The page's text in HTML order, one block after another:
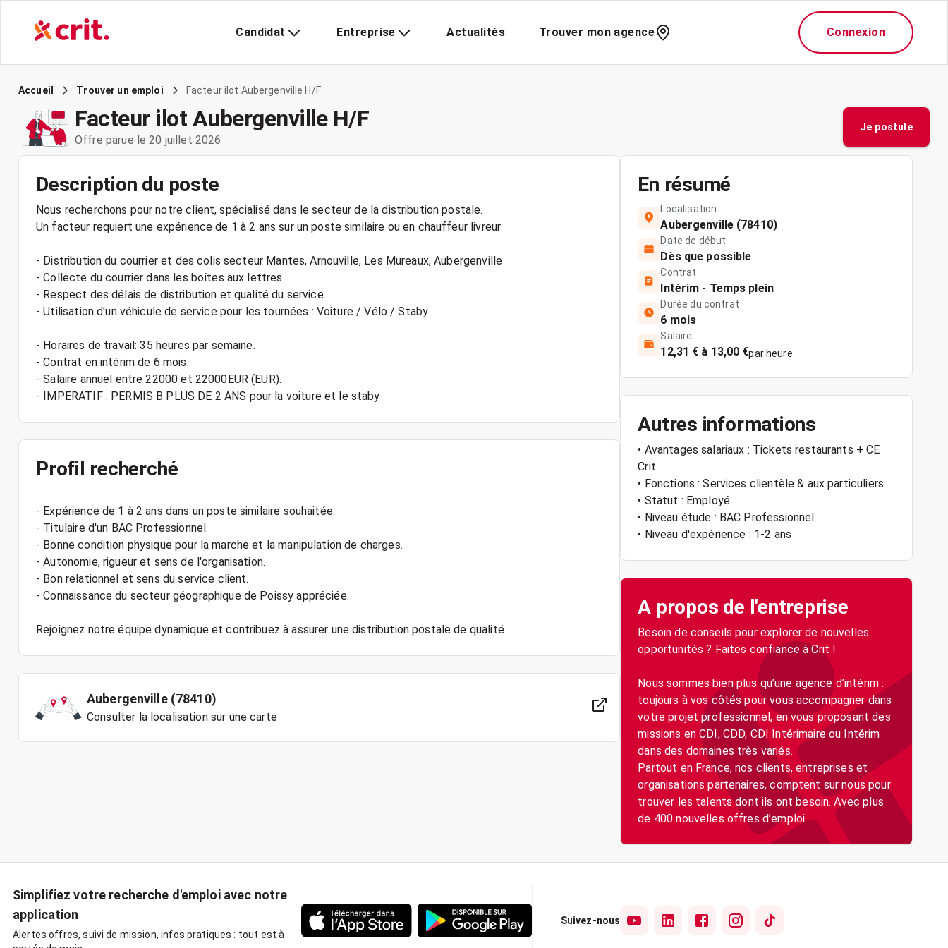
Candidat Entreprise Actualités Trouver mon agence Connexion
Accueil Trouver un emploi Facteur ilot Aubergenville H/F
Facteur ilot Aubergenville H/F
Offre parue le 20 juillet 2026
Je postule
Description du poste
Nous recherchons pour notre client, spécialisé dans le secteur de la distribution postale.
Un facteur requiert une expérience de 1 à 2 ans sur un poste similaire ou en chauffeur livreur
- Distribution du courrier et des colis secteur Mantes, Arnouville, Les Mureaux, Aubergenville
- Collecte du courrier dans les boîtes aux lettres.
- Respect des délais de distribution et qualité du service.
- Utilisation d'un véhicule de service pour les tournées : Voiture / Vélo / Staby
- Horaires de travail: 35 heures par semaine.
- Contrat en intérim de 6 mois.
- Salaire annuel entre 22000 et 22000EUR (EUR).
- IMPERATIF : PERMIS B PLUS DE 2 ANS pour la voiture et le staby
Profil recherché
- Expérience de 1 à 2 ans dans un poste similaire souhaitée.
- Titulaire d'un BAC Professionnel.
- Bonne condition physique pour la marche et la manipulation de charges.
- Autonomie, rigueur et sens de l'organisation.
- Bon relationnel et sens du service client.
- Connaissance du secteur géographique de Poissy appréciée.
Rejoignez notre équipe dynamique et contribuez à assurer une distribution postale de qualité
Aubergenville (78410)
Consulter la localisation sur une carte
En résumé
Localisation
Aubergenville (78410)
Date de début
Dès que possible
Contrat
Intérim - Temps plein
Durée du contrat
6 mois
Salaire
12,31 € à 13,00 €par heure
Autres informations
• Avantages salariaux : Tickets restaurants + CE
Crit
• Fonctions : Services clientèle & aux particuliers
• Statut : Employé
• Niveau étude : BAC Professionnel
• Niveau d'expérience : 1-2 ans
A propos de l'entreprise
Besoin de conseils pour explorer de nouvelles
opportunités ? Faites confiance à Crit !
Nous sommes bien plus qu’une agence d’intérim :
toujours à vos côtés pour vous accompagner dans
votre projet professionnel, en vous proposant des
missions en CDI, CDD, CDI Intérimaire ou Intérim
dans des domaines très variés.
Partout en France, nos clients, entreprises et
organisations partenaires, comptent sur nous pour
trouver les talents dont ils ont besoin. Avec plus
de 400 nouvelles offres d’emploi
Simplifiez votre recherche d'emploi avec notre
application
Alertes offres, suivi de mission, infos pratiques : tout est à
Suivez-nous